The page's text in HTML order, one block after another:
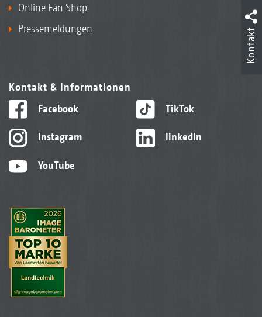
Online Fan Shop
Pressemeldungen
Kontakt & Informationen
Facebook
Instagram
YouTube
TikTok
linkedIn
Kontakt